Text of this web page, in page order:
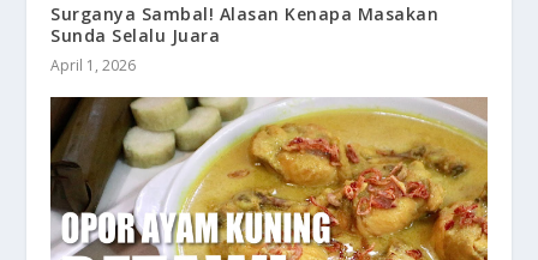
Surganya Sambal! Alasan Kenapa Masakan
Sunda Selalu Juara
April 1, 2026